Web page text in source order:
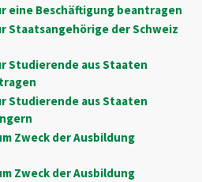
Beschäftigung beantragen
der Schweiz
Studierende aus Staaten
Studierende aus Staaten
Zweck der Ausbildung
Zweck der Ausbildung